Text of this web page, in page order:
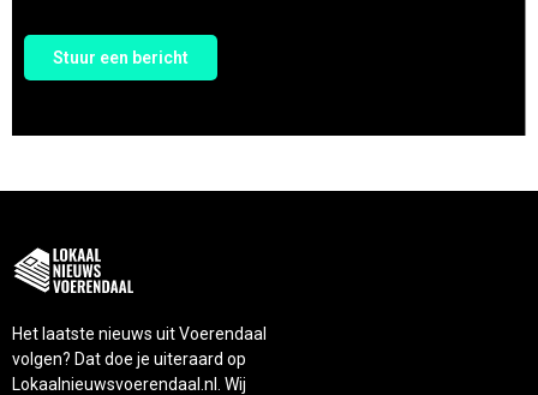
Stuur een bericht
Het laatste nieuws uit Voerendaal
volgen? Dat doe je uiteraard op
Lokaalnieuwsvoerendaal.nl. Wij